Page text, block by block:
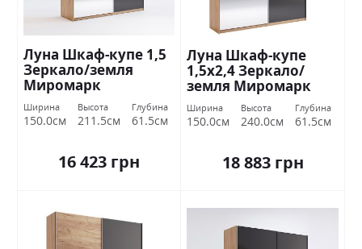
Луна Шкаф-купе 1,5
Зеркало/земля
Миромарк
Ширина
150.0см
Высота
211.5см
Глубина
61.5см
16 423 грн
Луна Шкаф-купе
1,5х2,4 Зеркало/
земля Миромарк
Ширина
150.0см
Высота
240.0см
Глубина
61.5см
18 883 грн